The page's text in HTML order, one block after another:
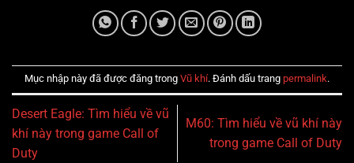
Mục nhập này đã được đăng trong Vũ khí. Đánh dấu trang permalink.
Desert Eagle: Tìm hiểu về vũ
khí này trong game Call of
Duty
M60: Tìm hiểu về vũ khí này
trong game Call of Duty